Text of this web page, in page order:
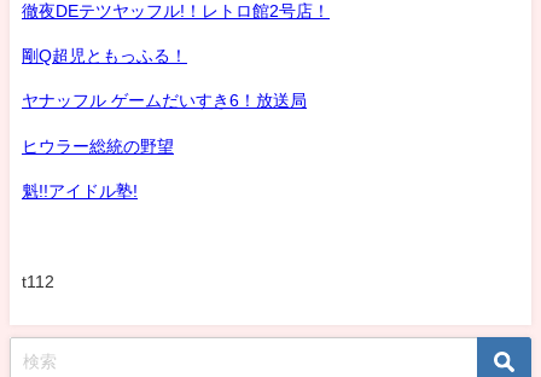
徹夜DEテツヤッフル!！レトロ館2号店！
剛Q超児ともっふる！
ヤナッフル ゲームだいすき6！放送局
ヒウラー総統の野望
魁!!アイドル塾!
t112